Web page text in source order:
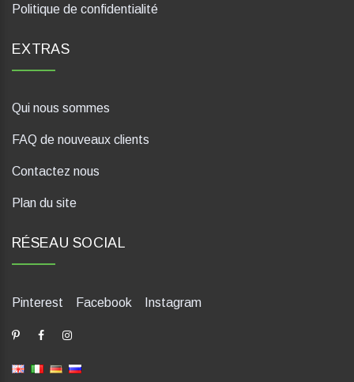
Politique de confidentialité
EXTRAS
Qui nous sommes
FAQ de nouveaux clients
Contactez nous
Plan du site
RÉSEAU SOCIAL
Pinterest Facebook Instagram